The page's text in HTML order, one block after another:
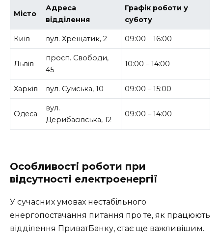
Місто
Адреса
відділення
Графік роботи у
суботу
Київ вул. Хрещатик, 2 09:00 – 16:00
Львів
просп. Свободи,
45
10:00 – 14:00
Харків вул. Сумська, 10 09:00 – 15:00
Одеса
вул.
Дерибасівська, 12
09:00 – 14:00
Особливості роботи при
відсутності електроенергії
У сучасних умовах нестабільного
енергопостачання питання про те, як працюють
відділення ПриватБанку, стає ще важливішим.